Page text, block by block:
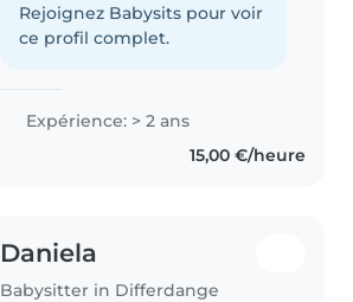
With 2 years of experience
caring for babies to grade-
Rejoignez Babysits pour voir
ce profil complet.
Expérience: > 2 ans
15,00 €/heure
Daniela
Babysitter in Differdange